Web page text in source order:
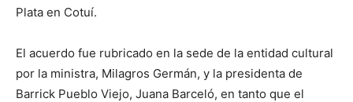
Plata en Cotuí.
El acuerdo fue rubricado en la sede de la entidad cultural
por la ministra, Milagros Germán, y la presidenta de
Barrick Pueblo Viejo, Juana Barceló, en tanto que el